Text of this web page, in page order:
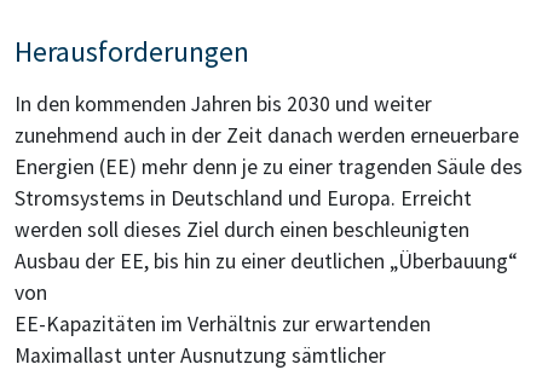
Herausforderungen
In den kommenden Jahren bis 2030 und weiter
zunehmend auch in der Zeit danach werden erneuerbare
Energien (EE) mehr denn je zu einer tragenden Säule des
Stromsystems in Deutschland und Europa. Erreicht
werden soll dieses Ziel durch einen beschleunigten
Ausbau der EE, bis hin zu einer deutlichen „Überbauung“
von
EE-Kapazitäten im Verhältnis zur erwartenden
Maximallast unter Ausnutzung sämtlicher